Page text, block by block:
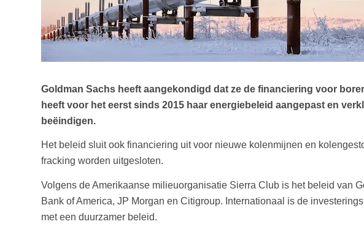
Goldman Sachs heeft aangekondigd dat ze de financiering voor
heeft voor het eerst sinds 2015 haar energiebeleid aangepast en
beëindigen.
Het beleid sluit ook financiering uit voor nieuwe kolenmijnen en
fracking worden uitgesloten.
Volgens de Amerikaanse milieuorganisatie Sierra Club is het beleid van
Bank of America, JP Morgan en Citigroup. Internationaal is de
met een duurzamer beleid.